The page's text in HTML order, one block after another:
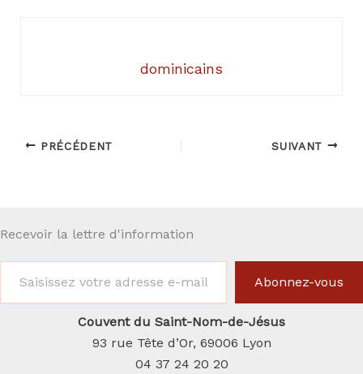
dominicains
PRÉCÉDENT SUIVANT
Recevoir la lettre d'information
votre
adresse
Abonnez-vous
Couvent du Saint-Nom-de-Jésus
93 rue Tête d’Or, 69006 Lyon
04 37 24 20 20